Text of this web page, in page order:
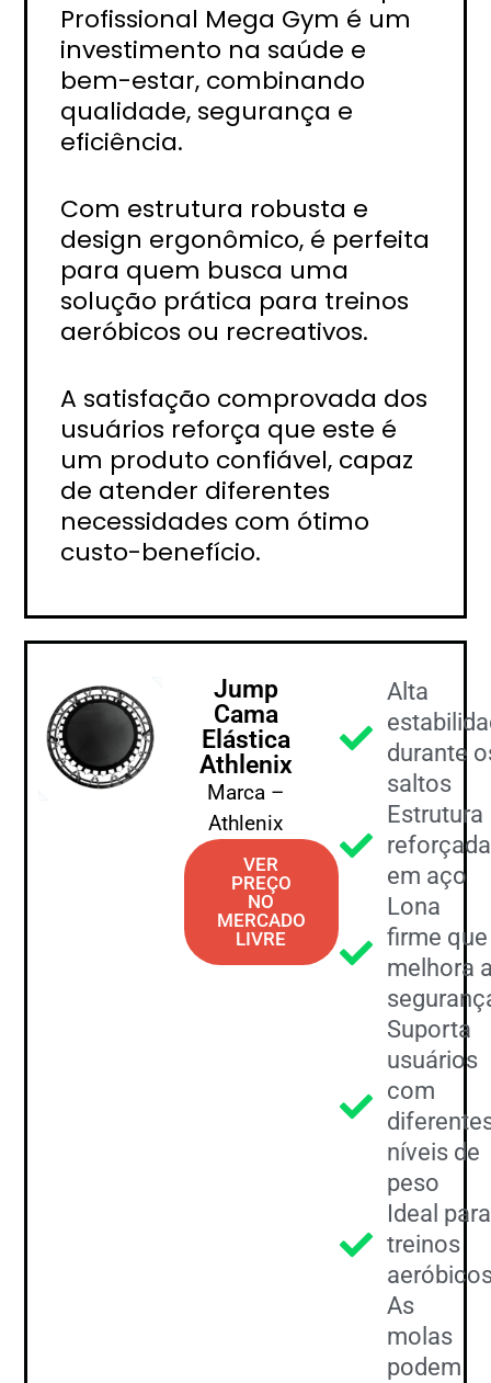
Profissional Mega Gym é um
investimento na saúde e
bem-estar, combinando
qualidade, segurança e
eficiência.
Com estrutura robusta e
design ergonômico, é perfeita
para quem busca uma
solução prática para treinos
aeróbicos ou recreativos.
A satisfação comprovada dos
usuários reforça que este é
um produto confiável, capaz
de atender diferentes
necessidades com ótimo
custo-benefício.
Jump
Cama
Elástica
Athlenix
Marca –
Athlenix
VER
PREÇO
NO
MERCADO
LIVRE
Alta
durante
saltos
Estrutura
reforçada
em aço
Lona
firme que
melhora
Suporta
usuários
com
níveis de
peso
Ideal para
treinos
As
molas
podem